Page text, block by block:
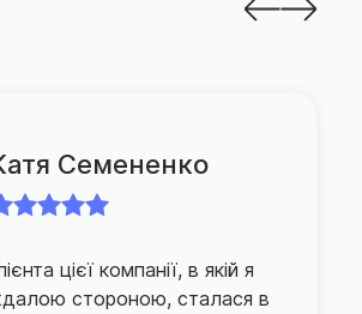
якості обслуговування
підвищення рівня сервісу.
відшкодування збитків та
події є пріоритетними
Ранюк
медстраховку. Дуже
адекватні. Працівники